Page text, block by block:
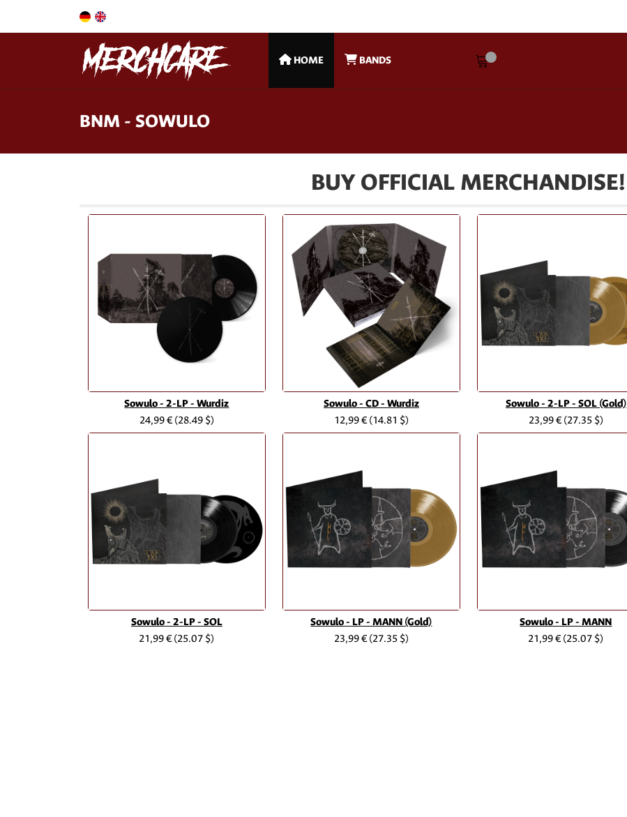
HOME BANDS
BNM - SOWULO
BUY OFFICIAL MERCHANDISE!
Sowulo - 2-LP - Wurdiz
24,99 €(28.49 $)
Sowulo - CD - Wurdiz
12,99 €(14.81 $)
Sowulo - 2-LP - SOL (Gold)
23,99 €(27.35 $)
Sowulo - 2-LP - SOL
21,99 €(25.07 $)
Sowulo - LP - MANN (Gold)
23,99 €(27.35 $)
Sowulo - LP - MANN
21,99 €(25.07 $)